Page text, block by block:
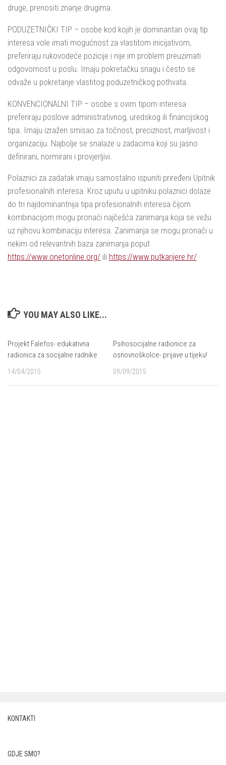
druge, prenositi znanje drugima.
PODUZETNIČKI TIP – osobe kod kojih je dominantan ovaj tip
interesa vole imati mogućnost za vlastitom inicijativom,
preferiraju rukovodeće pozicije i nije im problem preuzimati
odgovornost u poslu. Imaju pokretačku snagu i često se
odvaže u pokretanje vlastitog poduzetničkog pothvata.
KONVENCIONALNI TIP – osobe s ovim tipom interesa
preferiraju poslove administrativnog, uredskog ili financijskog
tipa. Imaju izražen smisao za točnost, preciznost, marljivost i
organizaciju. Najbolje se snalaze u zadacima koji su jasno
definirani, normirani i provjerljivi.
Polaznici za zadatak imaju samostalno ispuniti priređeni Upitnik
profesionalnih interesa. Kroz uputu u upitniku polaznici dolaze
do tri najdominantnija tipa profesionalnih interesa čijom
kombinacijom mogu pronaći najčešća zanimanja koja se vežu
uz njihovu kombinaciju interesa. Zanimanja se mogu pronaći u
nekim od relevantnih baza zanimanja poput
https://www.onetonline.org/ ili https://www.putkarijere.hr/
YOU MAY ALSO LIKE...
Projekt Falefos- edukativna
radionica za socijalne radnike
14/04/2015
Psihosocijalne radionice za
osnovnoškolce- prijave u tijeku!
09/09/2015
KONTAKTI
GDJE SMO?